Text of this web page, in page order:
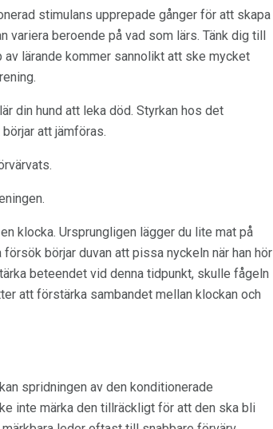
stimulans upprepade gånger för att skapa
beroende på vad som lärs. Tänk dig till
lärande kommer sannolikt att ske mycket
din hund att leka död. Styrkan hos det
att jämföras.
klocka. Ursprungligen lägger du lite mat på
börjar duvan att pissa nyckeln när han hör
beteendet vid denna tidpunkt, skulle fågeln
att förstärka sambandet mellan klockan och
spridningen av den konditionerade
inte märka den tillräckligt för att den ska bli